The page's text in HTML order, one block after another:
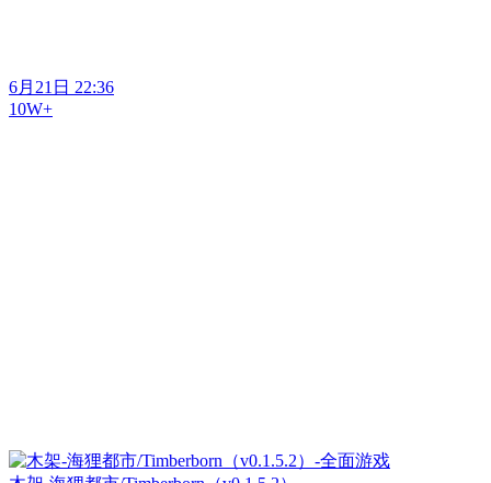
6月21日 22:36
10W+